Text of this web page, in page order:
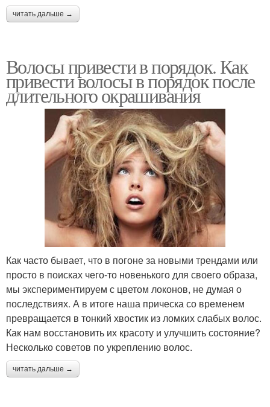
читать дальше →
Волосы привести в порядок. Как
привести волосы в порядок после
длительного окрашивания
Как часто бывает, что в погоне за новыми трендами или
просто в поисках чего-то новенького для своего образа,
мы экспериментируем с цветом локонов, не думая о
последствиях. А в итоге наша прическа со временем
превращается в тонкий хвостик из ломких слабых волос.
Как нам восстановить их красоту и улучшить состояние?
Несколько советов по укреплению волос.
читать дальше →